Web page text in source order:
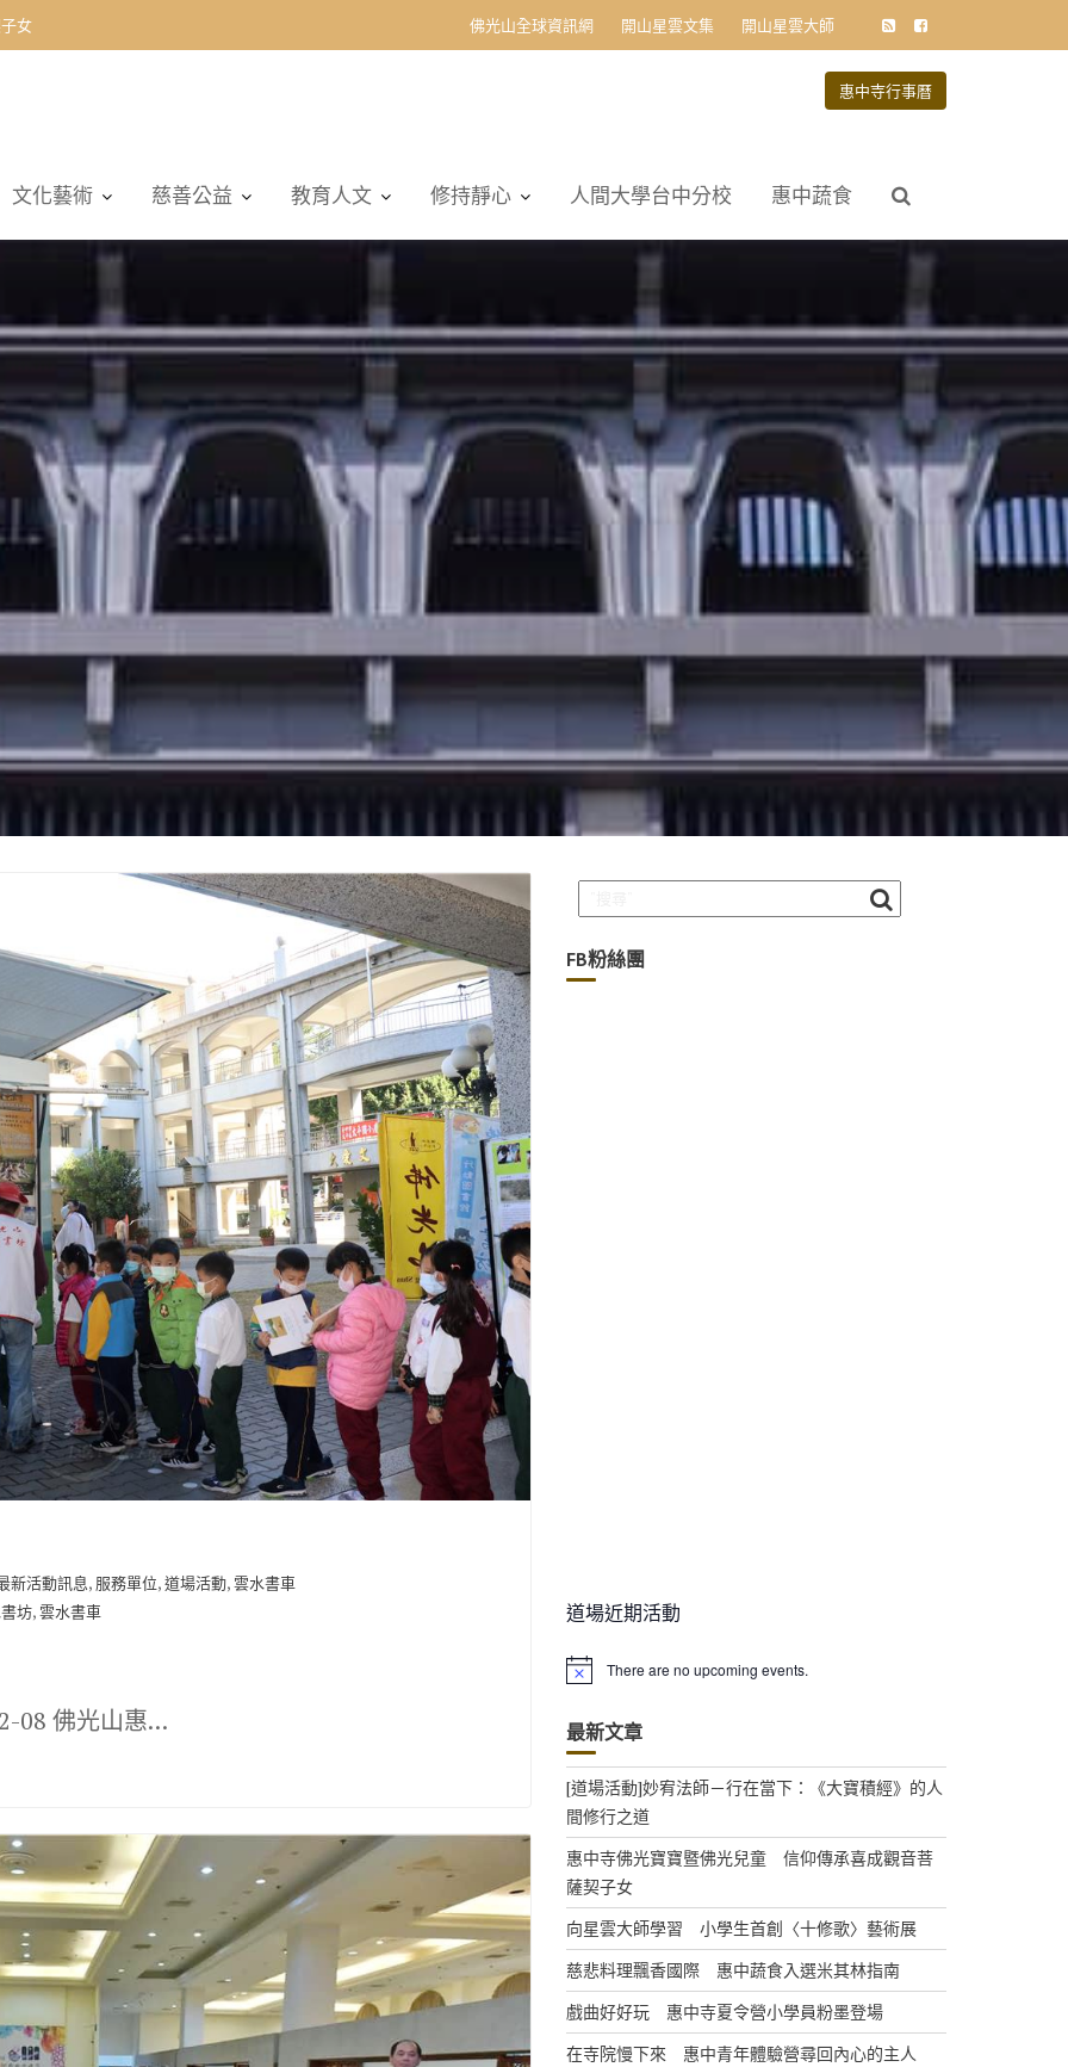
女 佛光山全球資訊網 開山星雲文集 開山星雲大師
惠中寺行事曆
文化藝術 慈善公益 教育人文 修持靜心 人間大學台中分校 惠中蔬食
新活動訊息, 服務單位,道場活動,雲水書車
坊,雲水書車
08 佛光山惠…
FB粉絲團
道場近期活動
N
i
c
e
There are no upcoming events.
最新文章
[道場活動]妙宥法師－行在當下：《大寶積經》的人
間修行之道
惠中寺佛光寶寶暨佛光兒童 信仰傳承喜成觀音菩
薩契子女
向星雲大師學習 小學生首創〈十修歌〉藝術展
慈悲料理飄香國際 惠中蔬食入選米其林指南
戲曲好好玩 惠中寺夏令營小學員粉墨登場
在寺院慢下來 惠中青年體驗營尋回內心的主人